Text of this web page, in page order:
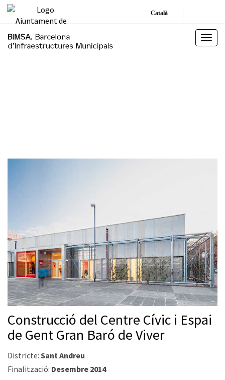
Català
Construcció del Centre Cívic i Espai
de Gent Gran Baró de Viver
Districte: Sant Andreu
Finalització: Desembre 2014